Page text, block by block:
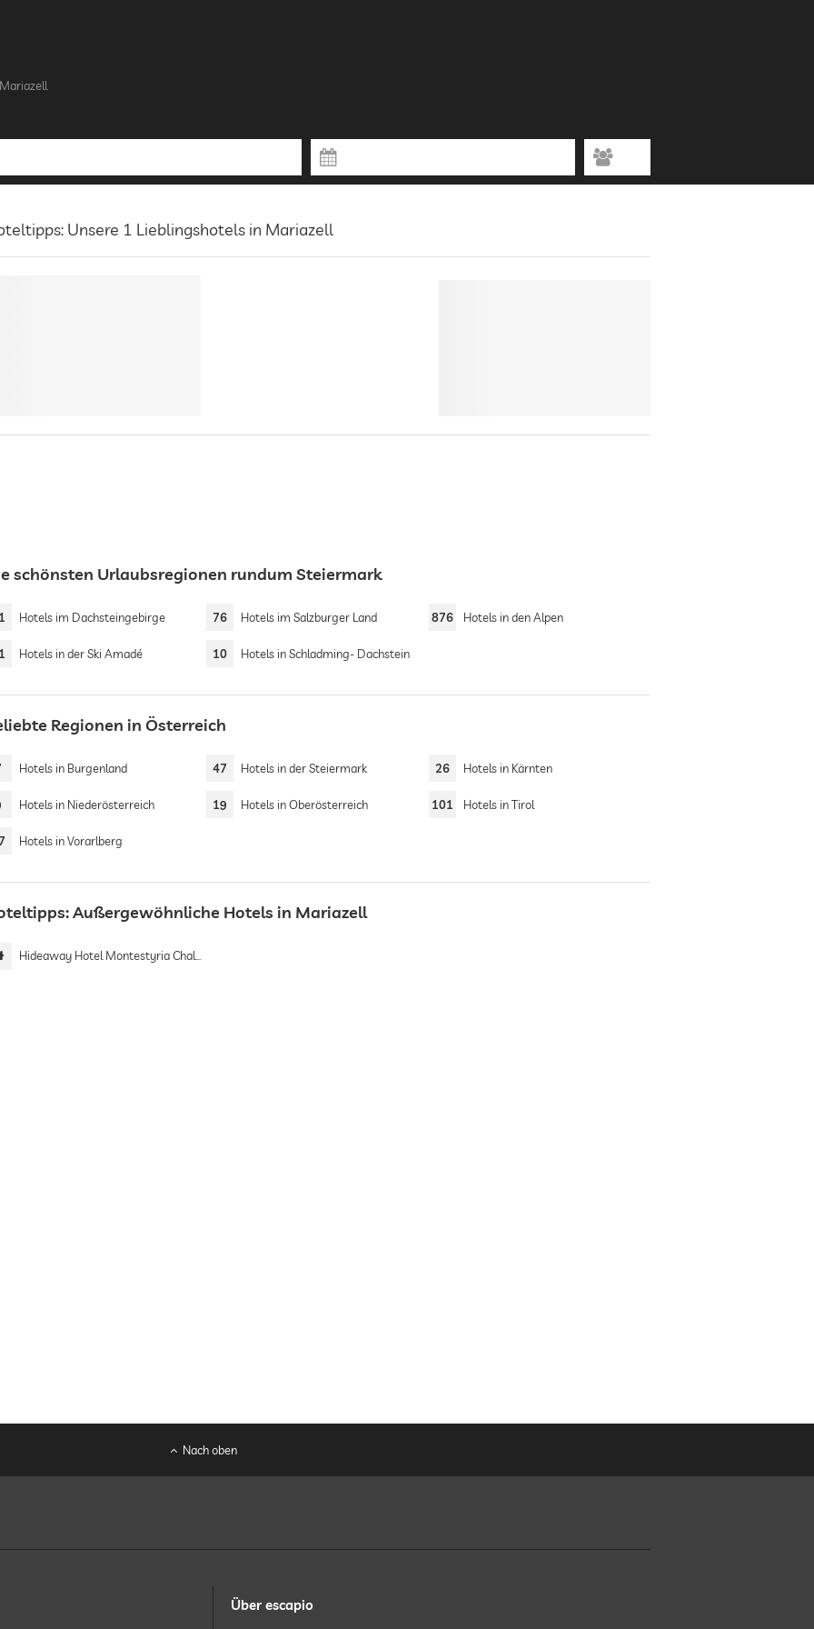
Unsere 1 Lieblingshotels in Mariazell
schönsten Urlaubsregionen rundum Steiermark
Hotels im Dachsteingebirge 76 Hotels im Salzburger Land 876 Hotels in den Alpen
Hotels in der Ski Amadé 10 Hotels in Schladming- Dachstein
Regionen in Österreich
Hotels in Burgenland 47 Hotels in der Steiermark 26 Hotels in Kärnten
Hotels in Niederösterreich 19 Hotels in Oberösterreich 101 Hotels in Tirol
Hotels in Vorarlberg
Außergewöhnliche Hotels in Mariazell
Hideaway Hotel Montestyria Chalets & Suiten
Nach oben
Über escapio